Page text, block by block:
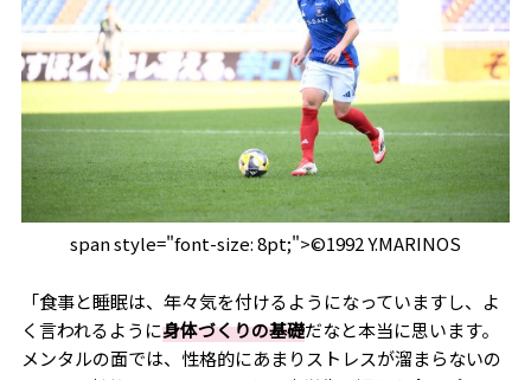
span style="font-size: 8pt;">©1992 Y.MARINOS
「食事と睡眠は、年々気を付けるようになっていますし、よ
く言われるように身体づくりの基礎だなと本当に思います。
メンタルの面では、性格的にあまりストレスが溜まらないの